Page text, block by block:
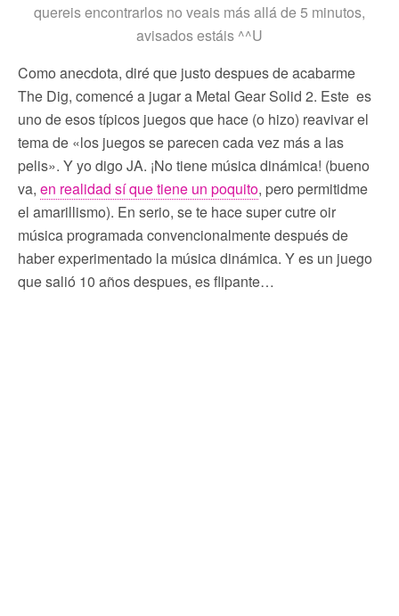
quereis encontrarlos no veais más allá de 5 minutos,
avisados estáis ^^U
Como anecdota, diré que justo despues de acabarme
The Dig, comencé a jugar a Metal Gear Solid 2. Este es
uno de esos típicos juegos que hace (o hizo) reavivar el
tema de «los juegos se parecen cada vez más a las
pelis». Y yo digo JA. ¡No tiene música dinámica! (bueno
va, en realidad sí que tiene un poquito, pero permitidme
el amarillismo). En serio, se te hace super cutre oir
música programada convencionalmente después de
haber experimentado la música dinámica. Y es un juego
que salió 10 años despues, es flipante…